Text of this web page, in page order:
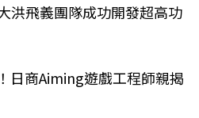
洪飛義團隊成功開發超高功
日商Aiming遊戲工程師親揭